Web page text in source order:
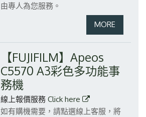
由專人為您服務。
【FUJIFILM】Apeos
C5570 A3彩色多功能事
務機
線上報價服務 Click here
如有購機需要，請點選線上客服，將